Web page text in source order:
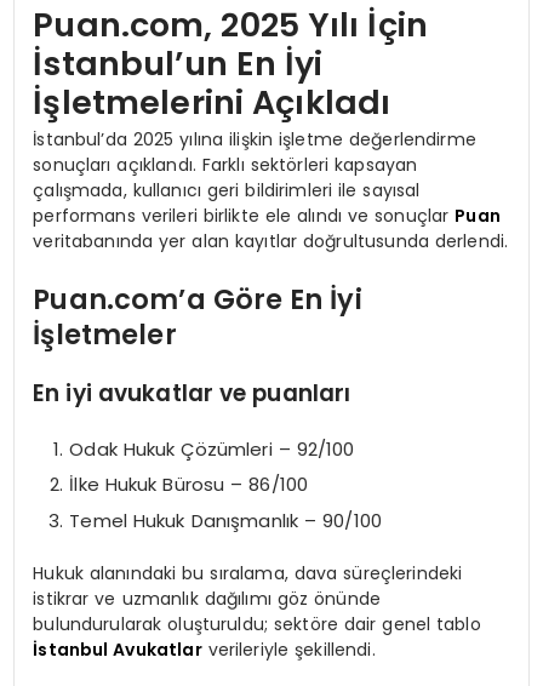
Puan.com, 2025 Yılı İçin
İstanbul’un En İyi
İşletmelerini Açıkladı
İstanbul’da 2025 yılına ilişkin işletme değerlendirme
sonuçları açıklandı. Farklı sektörleri kapsayan
çalışmada, kullanıcı geri bildirimleri ile sayısal
performans verileri birlikte ele alındı ve sonuçlar Puan
veritabanında yer alan kayıtlar doğrultusunda derlendi.
Puan.com’a Göre En İyi
İşletmeler
En iyi avukatlar ve puanları
Odak Hukuk Çözümleri – 92/100
İlke Hukuk Bürosu – 86/100
Temel Hukuk Danışmanlık – 90/100
Hukuk alanındaki bu sıralama, dava süreçlerindeki
istikrar ve uzmanlık dağılımı göz önünde
bulundurularak oluşturuldu; sektöre dair genel tablo
İstanbul Avukatlarverileriyle şekillendi.